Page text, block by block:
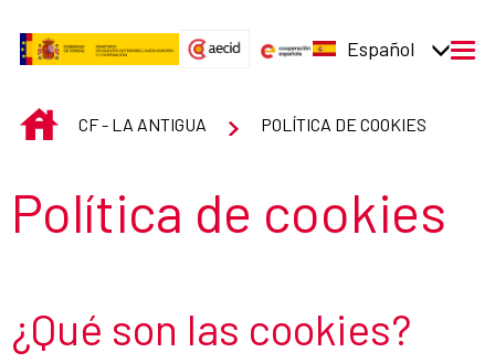
Español
INICIOCF - LA ANTIGUA POLÍTICA DE COOKIES
Título de la sección
Política de cookies
¿Qué son las cookies?